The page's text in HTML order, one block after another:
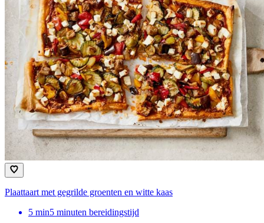
Plaattaart met gegrilde groenten en witte kaas
5 min5 minuten bereidingstijd